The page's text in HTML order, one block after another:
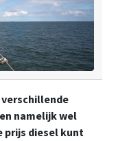
namelijk wel
prijs diesel kunt